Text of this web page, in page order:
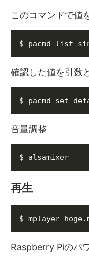
このコマンドで値
確認した値を引数
音量調整
$ alsamixer
再生
Raspberry Piのパ